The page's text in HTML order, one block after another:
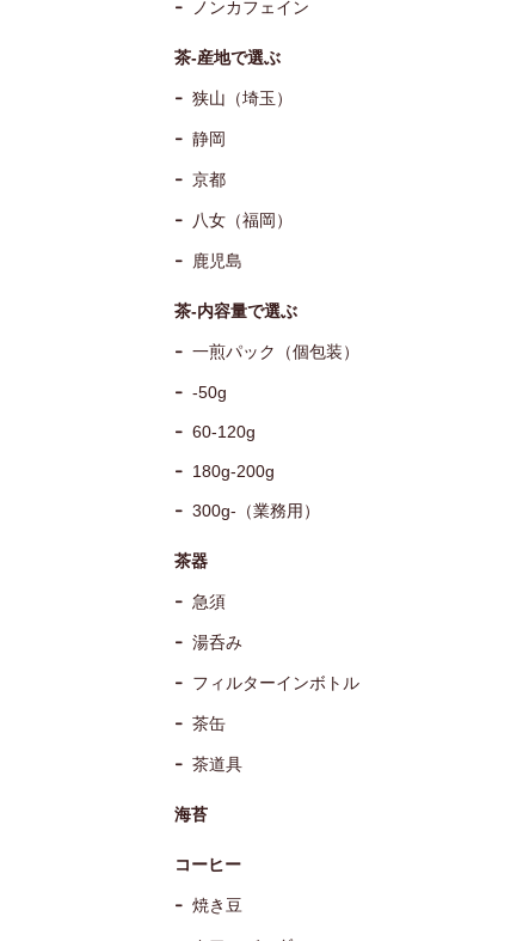
ノンカフェイン
茶-産地で選ぶ
狭山（埼玉）
静岡
京都
八女（福岡）
鹿児島
茶-内容量で選ぶ
一煎パック（個包装）
-50g
60-120g
180g-200g
300g-（業務用）
茶器
急須
湯呑み
フィルターインボトル
茶缶
茶道具
海苔
コーヒー
焼き豆